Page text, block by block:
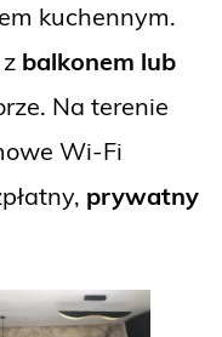
kuchennym.
balkonem lub
Na terenie
Wi-Fi
prywatny